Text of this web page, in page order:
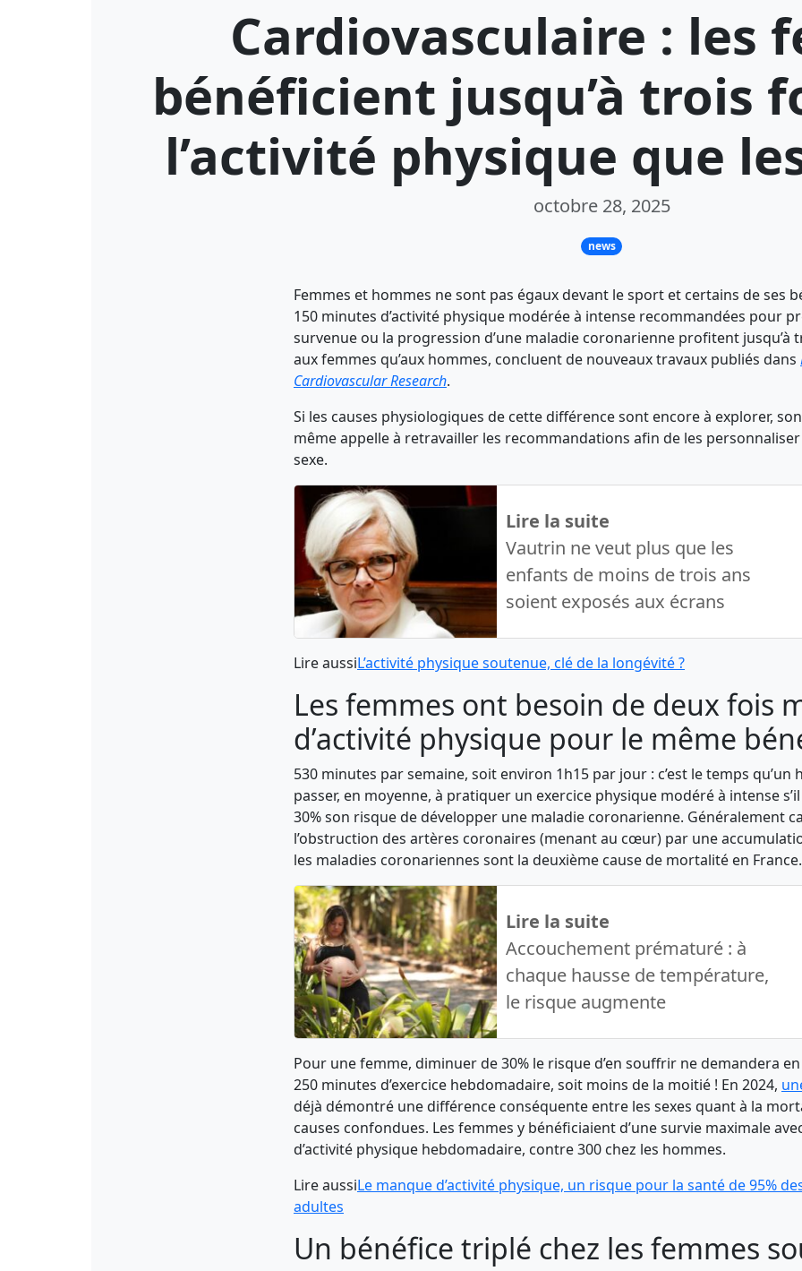
Cardiovasculaire : les
bénéficient jusqu’à trois
l’activité physique que
octobre 28, 2025
news
Femmes et hommes ne sont pas égaux devant le sport et certains de ses
150 minutes d’activité physique modérée à intense recommandées pour
survenue ou la progression d’une maladie coronarienne profitent jusqu’à
aux femmes qu’aux hommes, concluent de nouveaux travaux publiés dans
Cardiovascular Research.
Si les causes physiologiques de cette différence sont encore à explorer,
même appelle à retravailler les recommandations afin de les
sexe.
Lire la suite
Vautrin ne veut plus que les
enfants de moins de trois ans
soient exposés aux écrans
Lire aussiL’activité physique soutenue, clé de la longévité ?
Les femmes ont besoin de deux fois
d’activité physique pour le même
530 minutes par semaine, soit environ 1h15 par jour : c’est le temps qu’un
passer, en moyenne, à pratiquer un exercice physique modéré à intense
30% son risque de développer une maladie coronarienne. Généralement
l’obstruction des artères coronaires (menant au cœur) par une
les maladies coronariennes sont la deuxième cause de mortalité en France.
Lire la suite
Accouchement prématuré : à
chaque hausse de température,
le risque augmente
Pour une femme, diminuer de 30% le risque d’en souffrir ne demandera
250 minutes d’exercice hebdomadaire, soit moins de la moitié ! En 2024,
déjà démontré une différence conséquente entre les sexes quant à la
causes confondues. Les femmes y bénéficiaient d’une survie maximale
d’activité physique hebdomadaire, contre 300 chez les hommes.
Lire aussiLe manque d’activité physique, un risque pour la santé de 95%
adultes
Un bénéfice triplé chez les femmes